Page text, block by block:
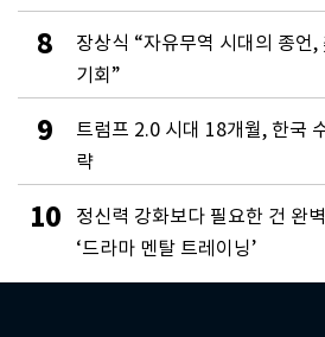
8
장상식 “자유무역 시대의 종언,
기회”
9
트럼프 2.0 시대 18개월, 한국
략
10
정신력 강화보다 필요한 건 완
‘드라마 멘탈 트레이닝’